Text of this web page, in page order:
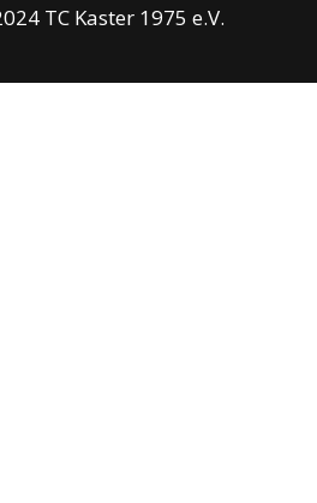
TC Kaster 1975 e.V.